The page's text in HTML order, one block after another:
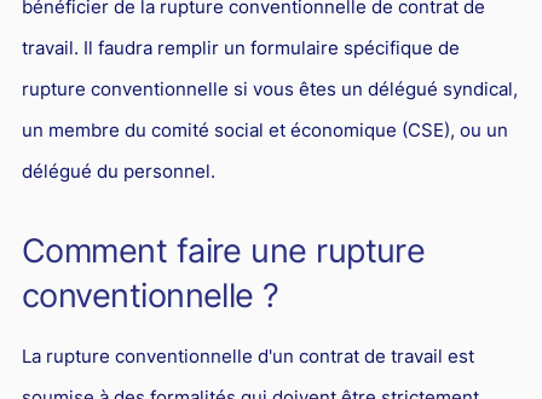
bénéficier de la rupture conventionnelle de contrat de
travail. Il faudra remplir un formulaire spécifique de
rupture conventionnelle si vous êtes un délégué syndical,
un membre du comité social et économique (CSE), ou un
délégué du personnel.
Comment faire une rupture
conventionnelle ?
La rupture conventionnelle d'un contrat de travail est